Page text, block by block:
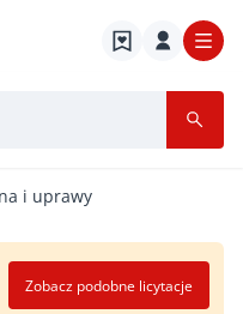
i uprawy
Zobacz podobne licytacje